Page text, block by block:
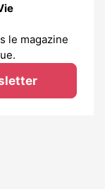
le magazine